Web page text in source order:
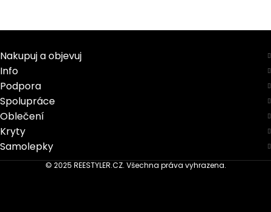
Nakupuj a objevuj
Info
Podpora
Spolupráce
Oblečení
Kryty
Samolepky
© 2025 REESTYLER.CZ. Všechna práva vyhrazena.